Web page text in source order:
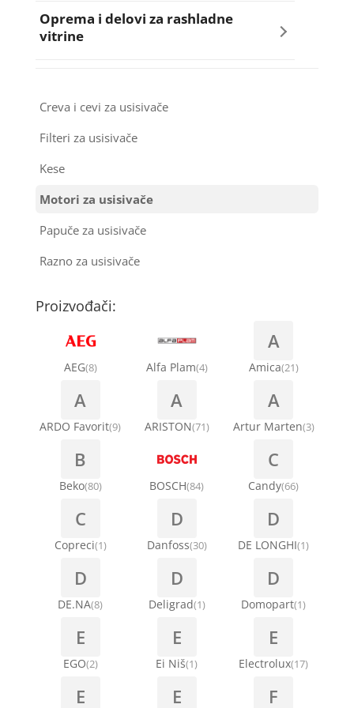
Semerinzi
Termostati i hidrostati za veš mašine
Armafleks
Kondenz creva
Kondenzatori za klima uređaje
Oprema i delovi za rashladne
vitrine
Ventilatori za rashladne vitrine
Creva i cevi za usisivače
Filteri za usisivače
Kese
Motori za usisivače
Papuče za usisivače
Razno za usisivače
Proizvođači:
AEG(8) Alfa Plam(4)
A
Amica(21)
A
ARDO Favorit(9)
A
ARISTON(71)
A
Artur Marten(3)
B
Beko(80) BOSCH(84)
C
Candy(66)
C
Copreci(1)
D
Danfoss(30)
D
DE LONGHI(1)
D
DE.NA(8)
D
Deligrad(1)
D
Domopart(1)
E
EGO(2)
E
Ei Niš(1)
E
Electrolux(17)
E E F